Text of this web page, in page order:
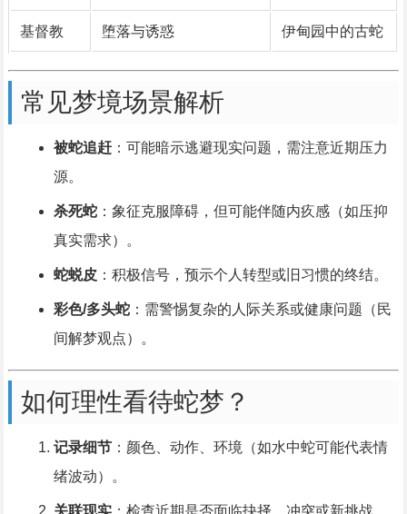
基督教 堕落与诱惑 伊甸园中的古蛇
常见梦境场景解析
被蛇追赶：可能暗示逃避现实问题，需注意近期压力
源。
杀死蛇：象征克服障碍，但可能伴随内疚感（如压抑
真实需求）。
蛇蜕皮：积极信号，预示个人转型或旧习惯的终结。
彩色/多头蛇：需警惕复杂的人际关系或健康问题（民
间解梦观点）。
如何理性看待蛇梦？
记录细节：颜色、动作、环境（如水中蛇可能代表情
绪波动）。